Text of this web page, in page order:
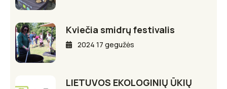
Kviečia smidrų festivalis
2024 17 gegužės
LIETUVOS EKOLOGINIŲ ŪKIŲ